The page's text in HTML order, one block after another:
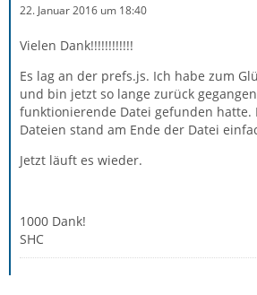
22. Januar 2016 um 18:40
Vielen Dank!!!!!!!!!!!!
Es lag an der prefs.js. Ich habe zum
und bin jetzt so lange zurück
funktionierende Datei gefunden hatte.
Dateien stand am Ende der Datei
Jetzt läuft es wieder.
1000 Dank!
SHC